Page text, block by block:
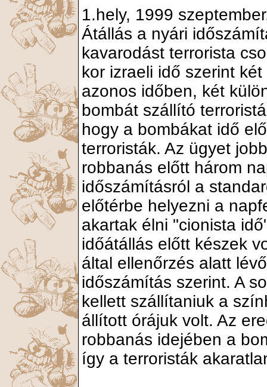
1.hely, 1999
Átállás a nyári
kavarodást terrorista
kor izraeli idő szerint
azonos időben, két
bombát szállító
hogy a bombákat idő
terroristák. Az ügyet
robbanás előtt három
időszámításról a
előtérbe helyezni a
akartak élni "cionista
időátállás előtt készek
által ellenőrzés alatt
időszámítás szerint. A
kellett szállítaniuk a
állított órájuk volt. Az
robbanás idejében a
így a terroristák